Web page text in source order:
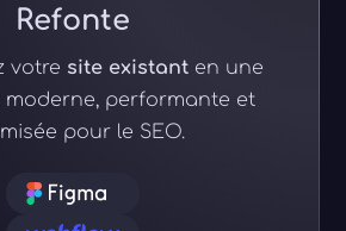
Refonte
votre site existant en une
performante et
pour le SEO.